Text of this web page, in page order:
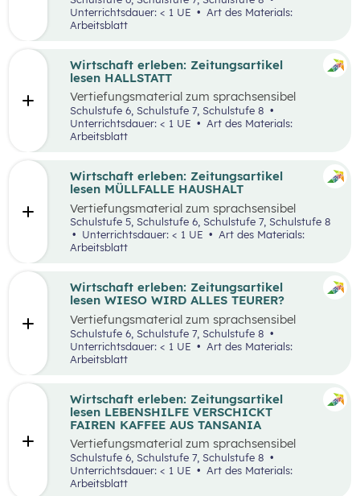
bremst Welthandel”.
Unterrichtsdauer: < 1 UE
Arbeitsblatt
Wirtschaft erleben: Zeitungsartikel
lesen HALLSTATT
Vertiefungsmaterial zum sprachsensibel
aufbereiteten Zeitungsartikel “Hallstatt geht
über, Hallstätter gehen unter”.
Schulstufe 6, Schulstufe 7, Schulstufe 8
Unterrichtsdauer: < 1 UE
Arbeitsblatt
Wirtschaft erleben: Zeitungsartikel
lesen MÜLLFALLE HAUSHALT
Vertiefungsmaterial zum sprachsensibel
aufbereiteten Zeitungsartikel “Müllfalle
Haushalt”.
Schulstufe 5, Schulstufe 6, Schulstufe 7, Schulstufe 8
Unterrichtsdauer: < 1 UE
Art des Materials:
Arbeitsblatt
Wirtschaft erleben: Zeitungsartikel
lesen WIESO WIRD ALLES TEURER?
Vertiefungsmaterial zum sprachsensibel
aufbereiteten Zeitungsartikel “Wieso wird alles
teurer?”.
Schulstufe 6, Schulstufe 7, Schulstufe 8
Unterrichtsdauer: < 1 UE
Arbeitsblatt
Wirtschaft erleben: Zeitungsartikel
lesen LEBENSHILFE VERSCHICKT
FAIREN KAFFEE AUS TANSANIA
Vertiefungsmaterial zum sprachsensibel
aufbereiteten Zeitungsartikel “Lebenshilfe
verschickt fairen Kaffee aus Tansania”.
Schulstufe 6, Schulstufe 7, Schulstufe 8
Unterrichtsdauer: < 1 UE
Art des Materials:
Arbeitsblatt